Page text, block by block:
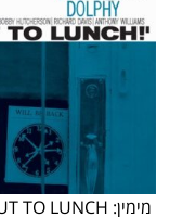
מימין: OUT TO LUNCH | ומשמאל: MOTHER LOVE BONE